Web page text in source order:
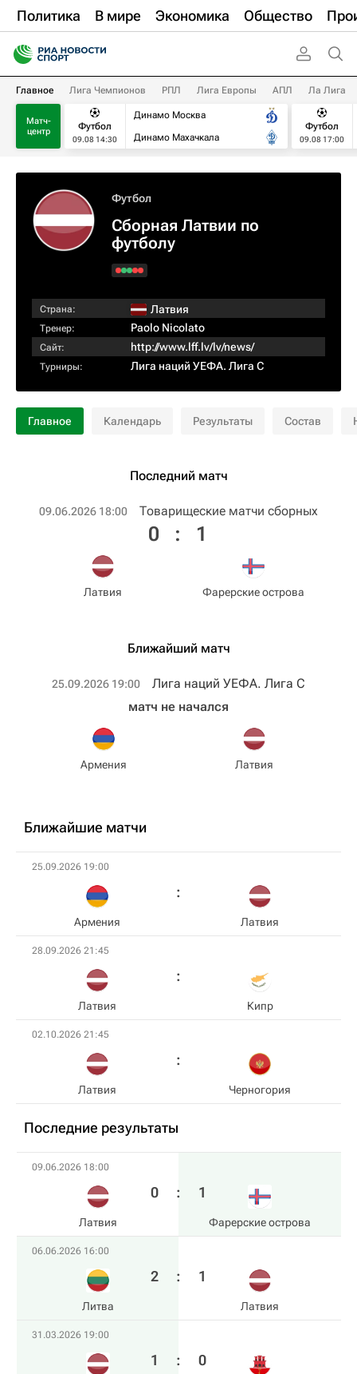
Политика В мире Экономика Общество
Главное Лига Чемпионов РПЛ Лига Европы АПЛ Ла Лига
Матч-
центр
Футбол
09.08 14:30
Динамо Москва
Динамо Махачкала
Футбол
09.08 17:00
Футбол
Сборная Латвии по
футболу
Страна: Латвия
Тренер: Paolo Nicolato
Сайт: http://www.lff.lv/lv/news/
Турниры: Лига наций УЕФА. Лига C
Главное Календарь Результаты Состав
Последний матч
09.06.2026 18:00 Товарищеские матчи сборных
Латвия
0 : 1
Фарерские острова
Ближайший матч
25.09.2026 19:00 Лига наций УЕФА. Лига C
Армения
матч не начался
Латвия
Ближайшие матчи
25.09.2026 19:00
Армения Латвия
28.09.2026 21:45
Латвия Кипр
02.10.2026 21:45
Латвия Черногория
Последние результаты
09.06.2026 18:00
Латвия
0 : 1
Фарерские острова
06.06.2026 16:00
Литва
2 : 1
Латвия
31.03.2026 19:00
1 : 0